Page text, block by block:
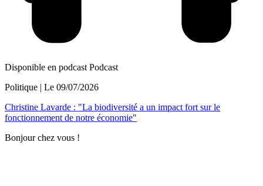
Disponible en podcast Podcast
Politique | Le 09/07/2026
Christine Lavarde : "La biodiversité a un impact fort sur le
fonctionnement de notre économie"
Bonjour chez vous !